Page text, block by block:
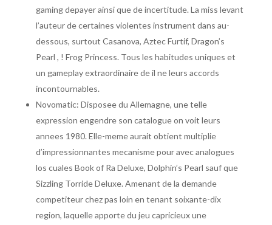
gaming depayer ainsi que de incertitude. La miss levant
l’auteur de certaines violentes instrument dans au-
dessous, surtout Casanova, Aztec Furtif, Dragon’s
Pearl , ! Frog Princess. Tous les habitudes uniques et
un gameplay extraordinaire de il ne leurs accords
incontournables.
Novomatic: Disposee du Allemagne, une telle
expression engendre son catalogue on voit leurs
annees 1980. Elle-meme aurait obtient multiplie
d’impressionnantes mecanisme pour avec analogues
los cuales Book of Ra Deluxe, Dolphin’s Pearl sauf que
Sizzling Torride Deluxe. Amenant de la demande
competiteur chez pas loin en tenant soixante-dix
region, laquelle apporte du jeu capricieux une